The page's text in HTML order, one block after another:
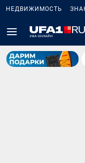
НЕДВИЖИМОСТЬ